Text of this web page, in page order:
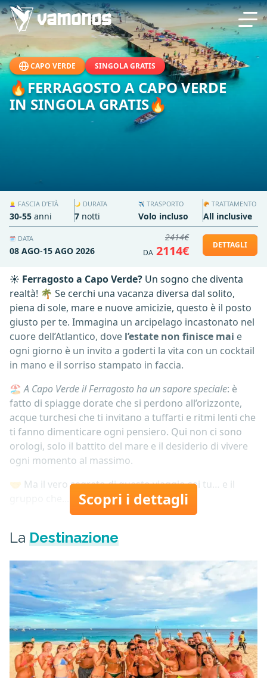
CAPO VERDE SINGOLA GRATIS
🔥FERRAGOSTO A CAPO VERDE
IN SINGOLA GRATIS🔥
🗓️ DATA
08 AGO-15 AGO 2026
🌙 DURATA
7 notti
👱‍♀️ FASCIA D’ETÀ
30-55 anni
✈️ TRASPORTO
Volo incluso
🥐 TRATTAMENTO
All inclusive
2414€
DA 2114€ DETTAGLI
☀️ Ferragosto a Capo Verde? Un sogno che diventa
realtà! 🌴 Se cerchi una vacanza diversa dal solito,
piena di sole, mare e nuove amicizie, questo è il posto
giusto per te. Immagina un arcipelago incastonato nel
cuore dell’Atlantico, dove l’estate non finisce mai e
ogni giorno è un invito a goderti la vita con un cocktail
in mano e il sorriso stampato in faccia.
🏖️A Capo Verde il Ferragosto ha un sapore speciale: è
fatto di spiagge dorate che si perdono all’orizzonte,
acque turchesi che ti invitano a tuffarti e ritmi lenti che
ti fanno dimenticare ogni pensiero. Qui non ci sono
orologi, solo il battito del mare e il desiderio di vivere
ogni momento al massimo.
🤝 Ma il vero segreto di questo viaggio sei tu… e il
Scopri i dettagli
La Destinazione